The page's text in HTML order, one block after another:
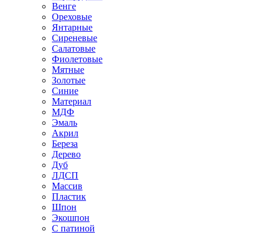
Венге
Ореховые
Янтарные
Сиреневые
Салатовые
Фиолетовые
Мятные
Золотые
Синие
Материал
МДФ
Эмаль
Акрил
Береза
Дерево
Дуб
ЛДСП
Массив
Пластик
Шпон
Экошпон
С патиной